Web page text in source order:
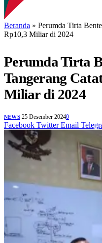
Beranda » Perumda Tirta
Rp10,3 Miliar di 2024
Perumda Tirta
Tangerang
Miliar di 2024
NEWS 25 Desember 20240
Facebook Twitter Email